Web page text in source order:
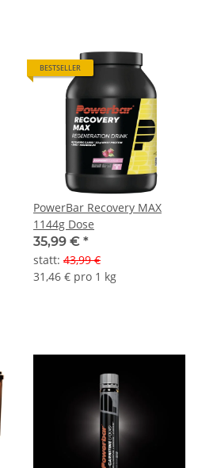
BESTSELLER
PowerBar Recovery MAX
1144g Dose
35,99 € *
statt: 43,99 €
31,46 € pro 1 kg